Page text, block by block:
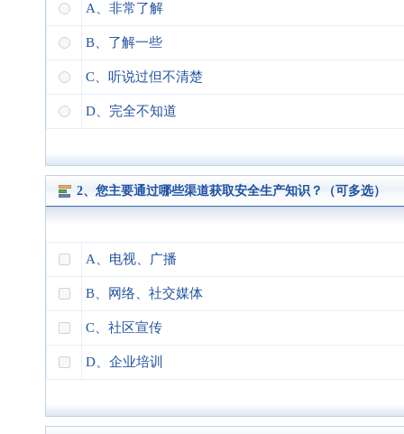
A、非常了解
B、了解一些
C、听说过但不清楚
D、完全不知道
2、您主要通过哪些渠道获取安全生产知识？（可多选）
A、电视、广播
B、网络、社交媒体
C、社区宣传
D、企业培训